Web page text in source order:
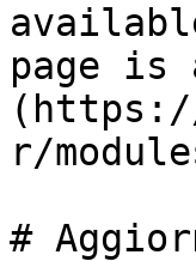
page is
(https://
r/
#